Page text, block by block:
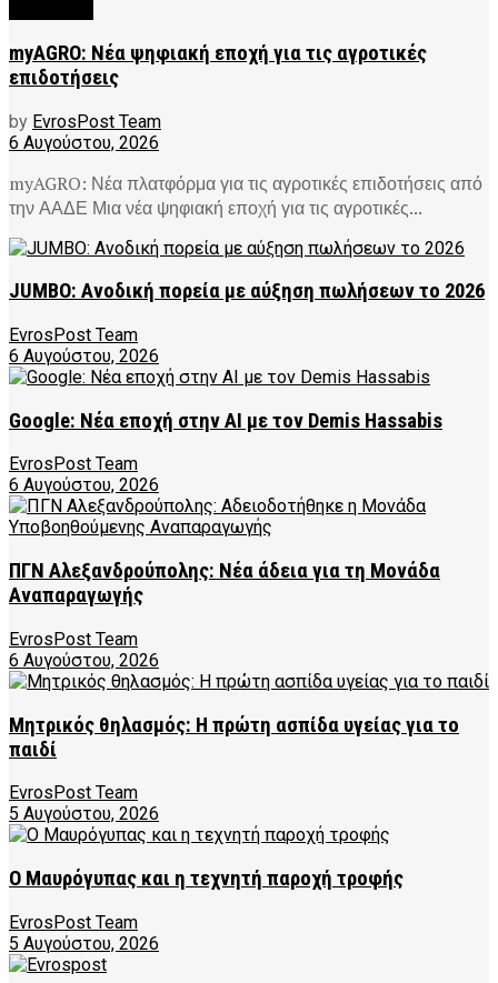
myAGRO: Νέα ψηφιακή εποχή για τις αγροτικές
επιδοτήσεις
by EvrosPost Team
6 Αυγούστου, 2026
myAGRO: Νέα πλατφόρμα για τις αγροτικές επιδοτήσεις από
την ΑΑΔΕ Μια νέα ψηφιακή εποχή για τις αγροτικές...
JUMBO: Ανοδική πορεία με αύξηση πωλήσεων το 2026
EvrosPost Team
6 Αυγούστου, 2026
Google: Νέα εποχή στην AI με τον Demis Hassabis
EvrosPost Team
6 Αυγούστου, 2026
ΠΓΝ Αλεξανδρούπολης: Νέα άδεια για τη Μονάδα
Αναπαραγωγής
EvrosPost Team
6 Αυγούστου, 2026
Μητρικός θηλασμός: Η πρώτη ασπίδα υγείας για το
παιδί
EvrosPost Team
5 Αυγούστου, 2026
Ο Μαυρόγυπας και η τεχνητή παροχή τροφής
EvrosPost Team
5 Αυγούστου, 2026